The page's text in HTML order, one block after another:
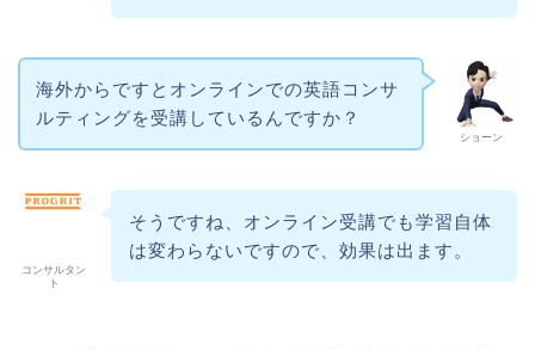
ショーン
海外からですとオンラインでの英語コンサ
ルティングを受講しているんですか？
コンサルタン
ト
そうですね、オンライン受講でも学習自体
は変わらないですので、効果は出ます。